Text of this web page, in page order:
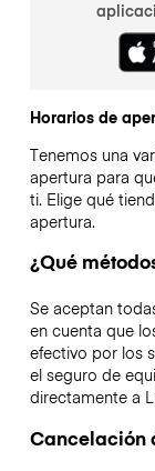
Horarios de
Tenemos una
apertura para
ti. Elige qué
apertura.
¿Qué
Se aceptan
en cuenta que
efectivo por los
el seguro de
directamente a
Cancelación